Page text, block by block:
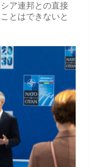
ア連邦との直接
とはできないと